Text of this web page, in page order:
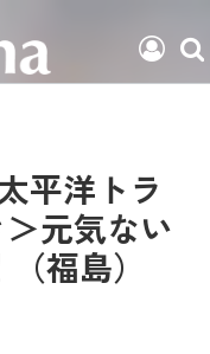
平洋トラ
元気ない
福島）